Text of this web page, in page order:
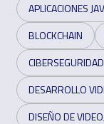
APLICACIONES
BLOCKCHAIN
CIBERSEGURIDAD
DESARROLLO
DISEÑO DE